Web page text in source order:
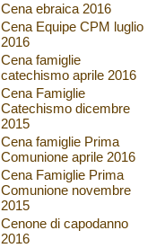
Cena ebraica 2016
Cena Equipe CPM luglio
2016
Cena famiglie
catechismo aprile 2016
Cena Famiglie
Catechismo dicembre
2015
Cena famiglie Prima
Comunione aprile 2016
Cena Famiglie Prima
Comunione novembre
2015
Cenone di capodanno
2016